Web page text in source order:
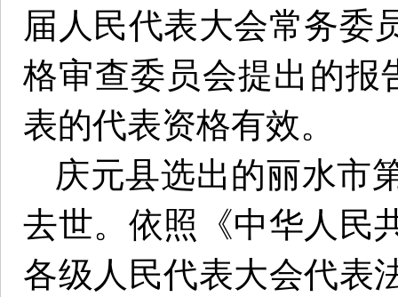
届人民代表大会常务委
格审查委员会提出的报
表的代表资格有效。
庆元县选出的丽水市
去世。依照《中华人民
各级人民代表大会代表